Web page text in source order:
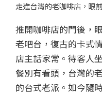
走進台灣的老咖啡店，眼
推開咖啡店的門後，
老吧台，復古的卡式
店主話家常。待客人
餐別有看頭，台灣的
的台式老派。如今隨